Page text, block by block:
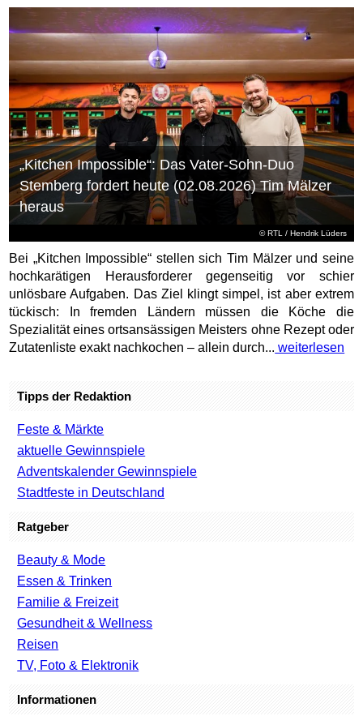
©RTL / Hendrik Lüders
„Kitchen Impossible“: Das Vater-Sohn-Duo
Stemberg fordert heute (02.08.2026) Tim Mälzer
heraus
Bei „Kitchen Impossible“ stellen sich Tim Mälzer und seine
hochkarätigen Herausforderer gegenseitig vor schier
unlösbare Aufgaben. Das Ziel klingt simpel, ist aber extrem
tückisch: In fremden Ländern müssen die Köche die
Spezialität eines ortsansässigen Meisters ohne Rezept oder
Zutatenliste exakt nachkochen – allein durch... weiterlesen
Tipps der Redaktion
Feste & Märkte
aktuelle Gewinnspiele
Adventskalender Gewinnspiele
Stadtfeste in Deutschland
Ratgeber
Beauty & Mode
Essen & Trinken
Familie & Freizeit
Gesundheit & Wellness
Reisen
TV, Foto & Elektronik
Informationen